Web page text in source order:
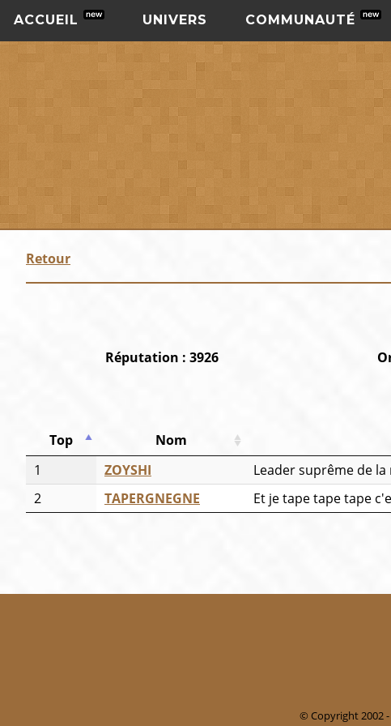
ACCUEIL UNIVERS COMMUNAUTÉ
Retour
Réputation : 3926
Top
Nom
1
ZOYSHI Leader suprême de
2
TAPERGNEGNE Et je tape tape tape
© Copyright 2002